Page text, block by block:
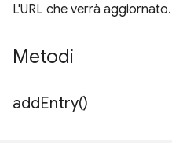
L'URL che verrà aggiornato.
Metodi
addEntry()